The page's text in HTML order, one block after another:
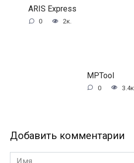
ARIS Express
0 2к.
MPTool
0 3.4к.
Добавить комментарии
Имя